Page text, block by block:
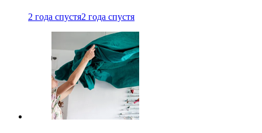
2 года спустя2 года спустя